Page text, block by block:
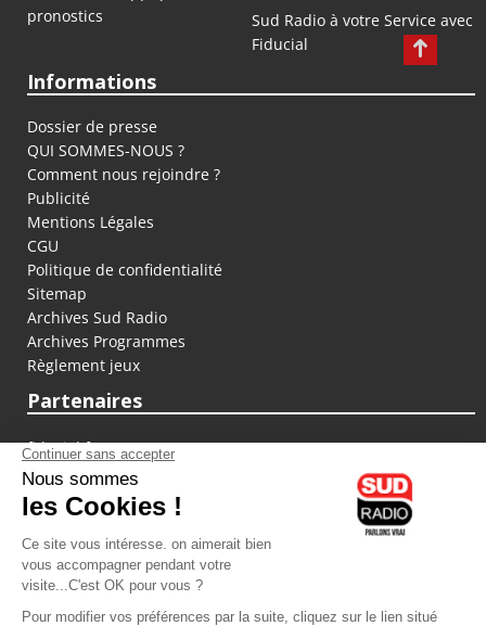
pronostics
Sud Radio à votre Service avec
Fiducial
Informations
Dossier de presse
QUI SOMMES-NOUS ?
Comment nous rejoindre ?
Publicité
Mentions Légales
CGU
Politique de confidentialité
Sitemap
Archives Sud Radio
Archives Programmes
Règlement jeux
Partenaires
fiducial.fr
lyoncapitale.fr
olympique-et-lyonnais.com
L'application Iphone / Android
Téléchargez l'application